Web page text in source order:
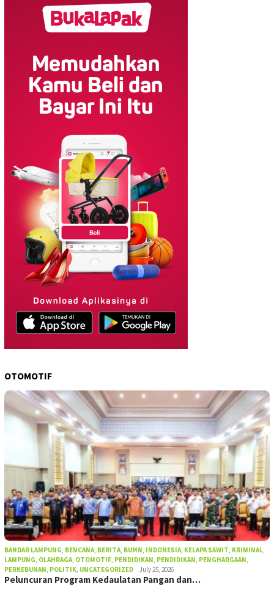
OTOMOTIF
BANDAR LAMPUNG, BENCANA, BERITA, BUMN, INDONESIA, KELAPA SAWIT, KRIMINAL,
LAMPUNG, OLAHRAGA, OTOMOTIF, PENDIDIKAN, PENDIDIKAN, PENGHARGAAN,
PERKEBUNAN, POLITIK, UNCATEGORIZED July 25, 2026
Peluncuran Program Kedaulatan Pangan dan…